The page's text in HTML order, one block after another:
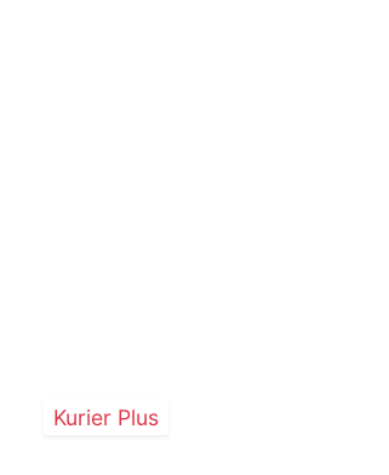
Kurier Plus